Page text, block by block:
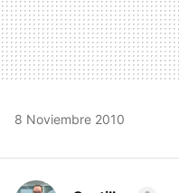
8 Noviembre 2010